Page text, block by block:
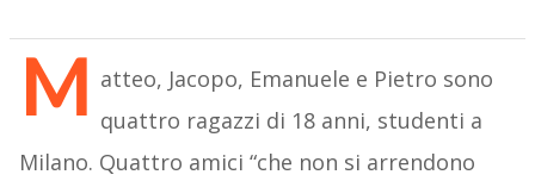
M atteo, Jacopo, Emanuele e Pietro sono
quattro ragazzi di 18 anni, studenti a
Milano. Quattro amici “che non si arrendono